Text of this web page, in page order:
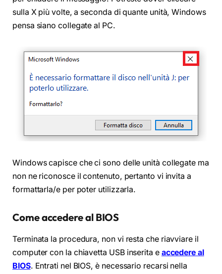
sulla X più volte, a seconda di quante unità, Windows
pensa siano collegate al PC.
Windows capisce che ci sono delle unità collegate ma
non ne riconosce il contenuto, pertanto vi invita a
formattarla/e per poter utilizzarla.
Come accedere al BIOS
Terminata la procedura, non vi resta che riavviare il
computer con la chiavetta USB inserita e accedere al
BIOS. Entrati nel BIOS, è necessario recarsi nella